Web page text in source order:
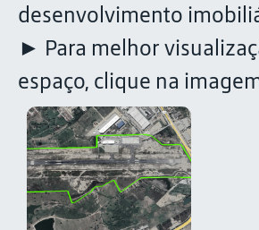
desenvolvimento
► Para melhor
espaço, clique na